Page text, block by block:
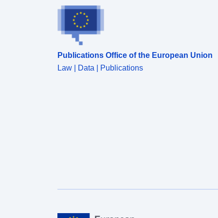
ποιότητάς τους. Η πιο πρόσφατη διαθέσιμη έκδοση
του κάθε συνόλου δεδομένων αντικαθιστά όλες τις
προγενέστερες.&#160;Ο χρήστης έχει την ευθύνη
να λαμβάνει γνώση των επικαιροποιούμενων
μεθοδολογικών επεξηγήσεων (metadata) και της
συμπληρωματικής πληροφόρησης που συνοδεύουν
Publications Office of the European Union
Law | Data | Publications